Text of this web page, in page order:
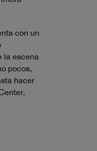
con un
la escena
pocos,
hacer